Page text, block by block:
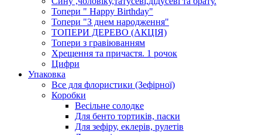
Топери " Happy Birthday"
Топери "З днем народження"
ТОПЕРИ ДЕРЕВО (АКЦІЯ)
Топери з гравіюванням
Хрещення та причастя. 1 рочок
Цифри
Упаковка
Все для флористики (Зефірної)
Коробки
Весільне солодке
Для бенто тортиків, паски
Для зефіру, еклерів, рулетів